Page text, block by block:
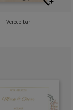
Veredelbar